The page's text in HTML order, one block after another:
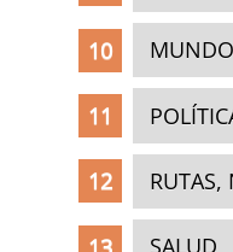
MUNDO
RUTAS,